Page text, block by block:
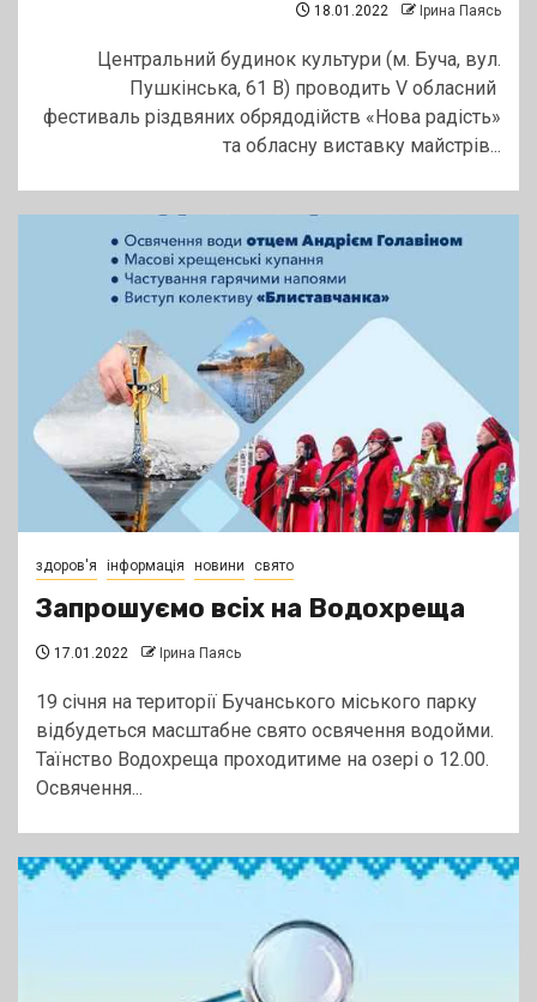
18.01.2022 Ірина Паясь
Центральний будинок культури (м. Буча, вул.
Пушкінська, 61 В) проводить V обласний
фестиваль різдвяних обрядодійств «Нова радість»
та обласну виставку майстрів...
здоров'я інформація новини свято
Запрошуємо всіх на Водохреща
17.01.2022 Ірина Паясь
19 січня на території Бучанського міського парку
відбудеться масштабне свято освячення водойми.
Таїнство Водохреща проходитиме на озері о 12.00.
Освячення...